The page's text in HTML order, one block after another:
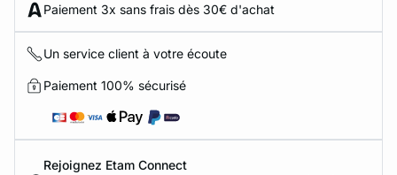
Paiement 3x sans frais dès 30€ d'achat
Un service client à votre écoute
Paiement 100% sécurisé
Rejoignez Etam Connect